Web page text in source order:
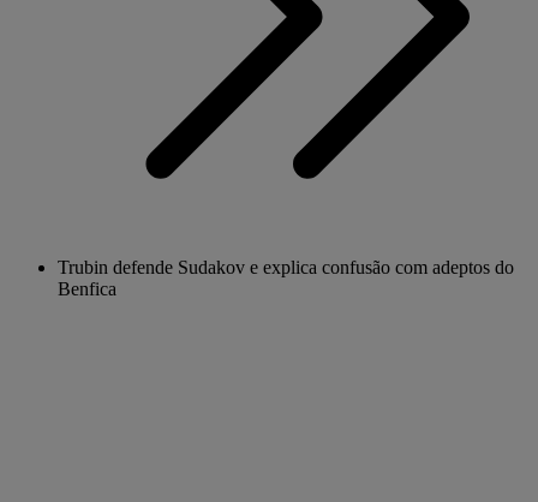
Trubin defende Sudakov e explica confusão com adeptos do
Benfica